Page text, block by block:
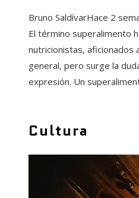
Bruno SaldívarHace 2
El término superalimento
nutricionistas, aficionados
general, pero surge la
expresión. Un
Cultura